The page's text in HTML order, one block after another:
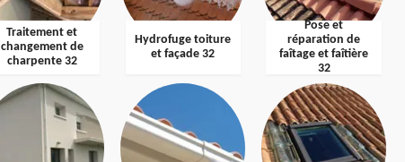
Traitement et
changement de
charpente 32
Hydrofuge toiture
et façade 32
Pose et
réparation de
faîtage et faîtière
32